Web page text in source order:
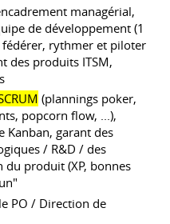
managérial,
de développement (1
fédérer, rythmer et piloter
des produits ITSM,
(plannings poker,
popcorn flow, ...),
Kanban, garant des
/ R&D / des
produit (XP, bonnes
PO / Direction de